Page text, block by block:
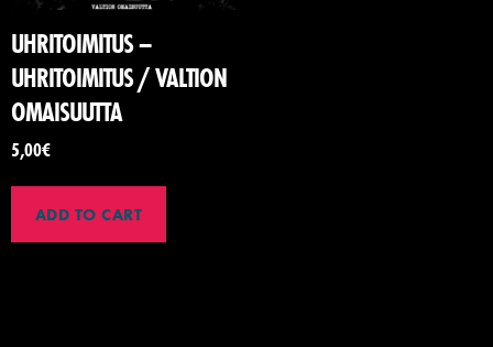
UHRITOIMITUS –
UHRITOIMITUS / VALTION
OMAISUUTTA
5,00€
ADD TO CART